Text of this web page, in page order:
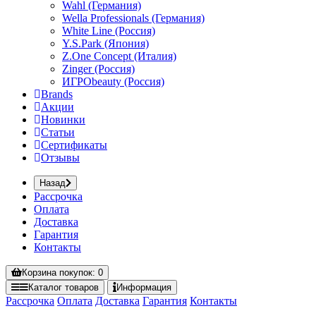
Wahl (Германия)
Wella Professionals (Германия)
White Line (Россия)
Y.S.Park (Япония)
Z.One Concept (Италия)
Zinger (Россия)
ИГРОbeauty (Россия)
Brands
Акции
Новинки
Статьи
Сертификаты
Отзывы
Назад
Рассрочка
Оплата
Доставка
Гарантия
Контакты
Корзинапокупок: 0
Каталог товаров Информация
Рассрочка Оплата Доставка Гарантия Контакты